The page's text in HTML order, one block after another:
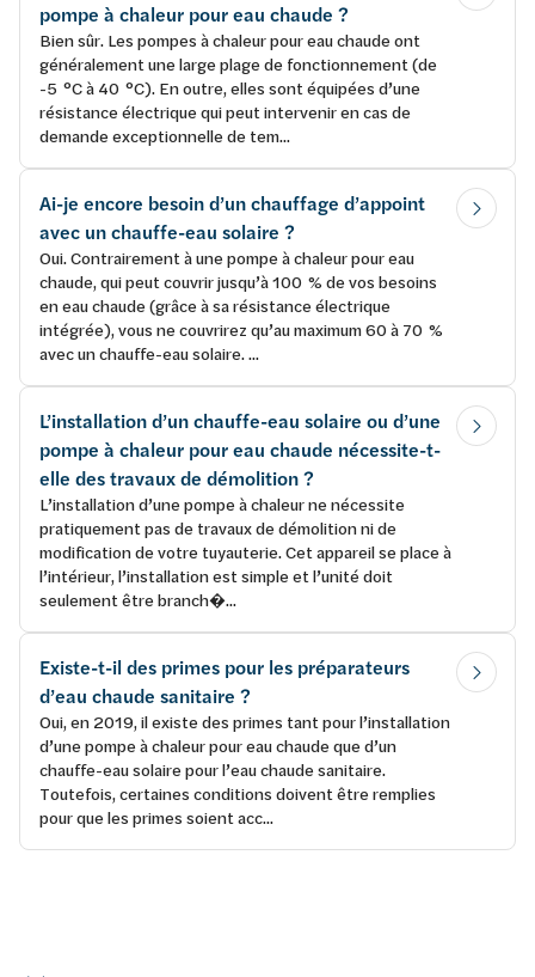
pompe à chaleur pour eau chaude ?
Bien sûr. Les pompes à chaleur pour eau chaude ont
généralement une large plage de fonctionnement (de
-5 °C à 40 °C). En outre, elles sont équipées d’une
résistance électrique qui peut intervenir en cas de
demande exceptionnelle de tem...
Ai-je encore besoin d’un chauffage d’appoint
avec un chauffe-eau solaire ?
Oui. Contrairement à une pompe à chaleur pour eau
chaude, qui peut couvrir jusqu’à 100 % de vos besoins
en eau chaude (grâce à sa résistance électrique
intégrée), vous ne couvrirez qu’au maximum 60 à 70 %
avec un chauffe-eau solaire. ...
L’installation d’un chauffe-eau solaire ou d’une
pompe à chaleur pour eau chaude nécessite-t-
elle des travaux de démolition ?
L’installation d’une pompe à chaleur ne nécessite
pratiquement pas de travaux de démolition ni de
modification de votre tuyauterie. Cet appareil se place à
l’intérieur, l’installation est simple et l’unité doit
seulement être branch�...
Existe-t-il des primes pour les préparateurs
d’eau chaude sanitaire ?
Oui, en 2019, il existe des primes tant pour l’installation
d’une pompe à chaleur pour eau chaude que d’un
chauffe-eau solaire pour l’eau chaude sanitaire.
Toutefois, certaines conditions doivent être remplies
pour que les primes soient acc...